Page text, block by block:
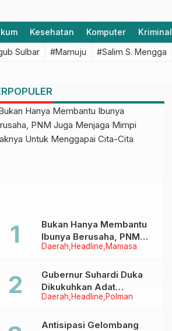
Kesehatan Komputer Kriminal
Sulbar #Mamuju #Salim S. Mengga
Daerah Headline Mamasa
Bukan Hanya Membantu
Ibunya Berusaha, PNM
Juga Menjaga Mimpi
Menggapai Cita-Cita
Daerah Headline Polman
Gubernur Suhardi Duka
Dikukuhkan Adat
Balanipa, Raih Gelar Sulo
Antisipasi Gelombang